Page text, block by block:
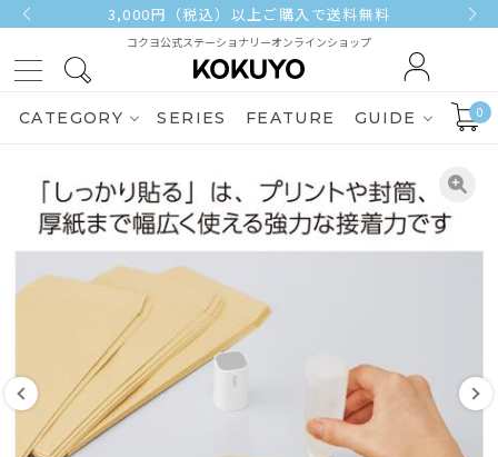
3,000円（税込）以上ご購入で送料無料
コクヨ公式ステーショナリーオンラインショップ
CATEGORY SERIES FEATURE GUIDE 0